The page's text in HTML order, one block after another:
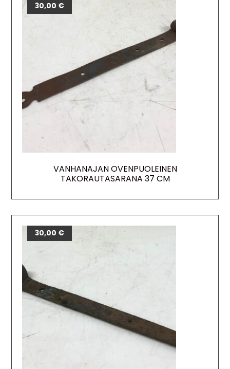
VANHANAJAN OVENPUOLEINEN
TAKORAUTASARANA 37 CM
30,00 €
30,00 €